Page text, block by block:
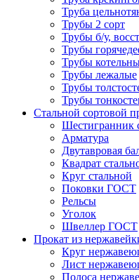
Труба
Трубы 2 сорт
Трубы б/у,
Трубы
Трубы
Трубы лежалые
Трубы
Трубы
Стальной сортовой
Шестигранник
Арматура
Двутавровая
Квадрат
Круг стальной
Поковки ГОСТ
Рельсы
Уголок
Швеллер ГОСТ
Прокат из
Круг
Лист
Полоса